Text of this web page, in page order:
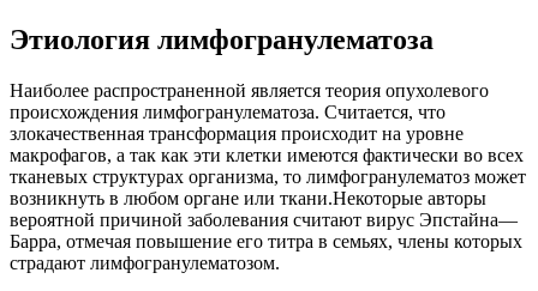
Этиология лимфогранулематоза
Наиболее распространенной является теория опухолевого
происхождения лимфогранулематоза. Считается, что
злокачественная трансформация происходит на уровне
макрофагов, а так как эти клетки имеются фактически во всех
тканевых структурах организма, то лимфогранулематоз может
возникнуть в любом органе или ткани.Некоторые авторы
вероятной причиной заболевания считают вирус Эпстайна—
Барра, отмечая повышение его титра в семьях, члены которых
страдают лимфогранулематозом.